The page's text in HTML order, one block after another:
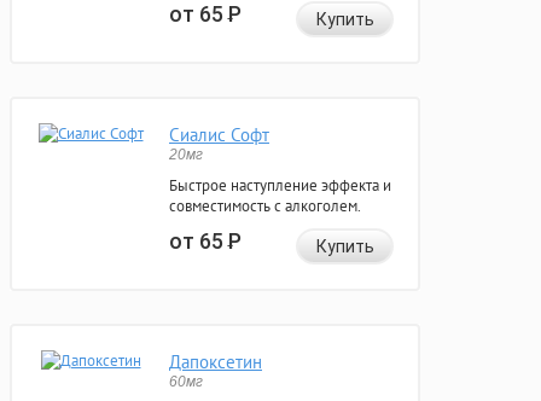
от 65Р Купить
Сиалис Софт
20мг
Быстрое наступление эффекта и
совместимость с алкоголем.
от 65Р Купить
Дапоксетин
60мг